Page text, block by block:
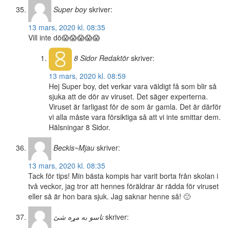
Super boy skriver:
13 mars, 2020 kl. 08:35
Vill inte dö😱😱😱😱😱
8 SidorRedaktör skriver:
13 mars, 2020 kl. 08:59
Hej Super boy, det verkar vara väldigt få som blir så
sjuka att de dör av viruset. Det säger experterna.
Viruset är farligast för de som är gamla. Det är därför
vi alla måste vara försiktiga så att vi inte smittar dem.
Hälsningar 8 Sidor.
Beckis~Mjau skriver:
13 mars, 2020 kl. 08:35
Tack för tips! Min bästa kompis har varit borta från skolan i
två veckor, jag tror att hennes föräldrar är rädda för viruset
eller så är hon bara sjuk. Jag saknar henne så! 🙁
تاسو به مړه شئ skriver: